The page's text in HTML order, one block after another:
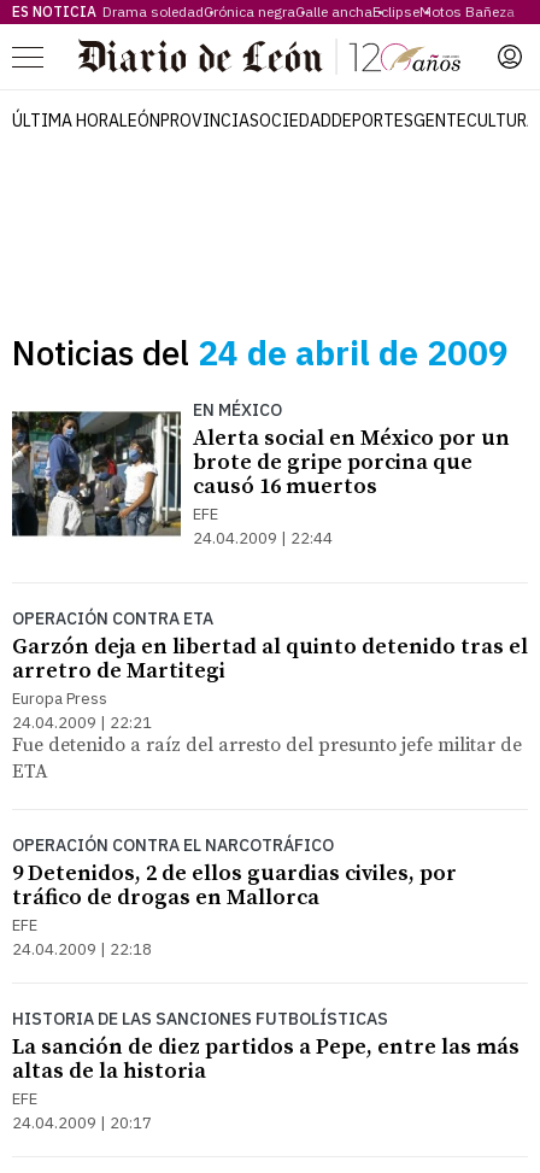
ES NOTICIA Drama soledadCrónica negraCalle anchaEclipseMotos Bañeza
Menú
ÚLTIMA HORALEÓNPROVINCIASOCIEDADDEPORTESGENTECULTURA
Noticias del 24 de abril de 2009
EN MÉXICO
Alerta social en México por un
brote de gripe porcina que
causó 16 muertos
EFE
24.04.2009 | 22:44
OPERACIÓN CONTRA ETA
Garzón deja en libertad al quinto detenido tras el
arretro de Martitegi
Europa Press
24.04.2009 | 22:21
Fue detenido a raíz del arresto del presunto jefe militar de
ETA
OPERACIÓN CONTRA EL NARCOTRÁFICO
9 Detenidos, 2 de ellos guardias civiles, por
tráfico de drogas en Mallorca
EFE
24.04.2009 | 22:18
HISTORIA DE LAS SANCIONES FUTBOLÍSTICAS
La sanción de diez partidos a Pepe, entre las más
altas de la historia
EFE
24.04.2009 | 20:17